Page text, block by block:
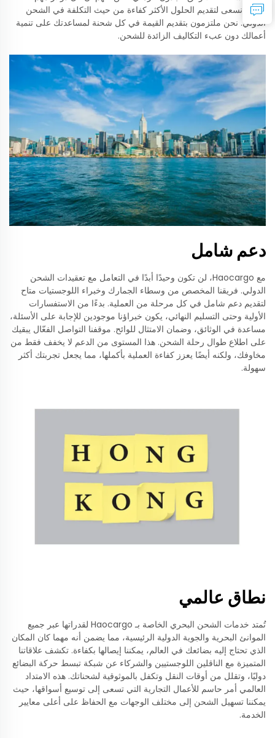
ولذلك نسعى لتقديم الحلول الأكثر كفاءة من حيث التكلفة في الشحن
الدولي. نحن ملتزمون بتقديم القيمة في كل شحنة لمساعدتك على تنمية
أعمالك دون عبء التكاليف الزائدة للشحن.
دعم شامل
مع Haocargo، لن تكون وحيدًا أبدًا في التعامل مع تعقيدات الشحن
الدولي. فريقنا المخصص من وسطاء الجمارك وخبراء اللوجستيات متاح
لتقديم دعم شامل في كل مرحلة من العملية. بدءًا من الاستفسارات
الأولية وحتى التسليم النهائي، يكون خبراؤنا موجودين للإجابة على الأسئلة،
مساعدة في الوثائق، وضمان الامتثال للوائح. موقفنا التواصل الفعّال يبقيك
على اطلاع طوال رحلة الشحن. هذا المستوى من الدعم لا يخفف فقط من
مخاوفك، ولكنه أيضًا يعزز كفاءة العملية بأكملها، مما يجعل تجربتك أكثر
سهولة.
نطاق عالمي
تُمتد خدمات الشحن البحري الخاصة بـ Haocargo لقدراتها عبر جميع
الموانئ البحرية والجوية الدولية الرئيسية، مما يضمن أنه مهما كان المكان
الذي تحتاج إليه بضائعك في العالم، يمكننا إيصالها بكفاءة. تكشف علاقاتنا
المتميزة مع الناقلين اللوجستيين والشركاء عن شبكة تبسط حركة البضائع
دوليًا، وتقلل من أوقات النقل وتكفل بالموثوقية لشحناتك. هذه الامتداد
العالمي أمر حاسم للأعمال التجارية التي تسعى إلى توسيع أسواقها، حيث
يمكننا تسهيل الشحن إلى مختلف الوجهات مع الحفاظ على أعلى معايير
الخدمة.